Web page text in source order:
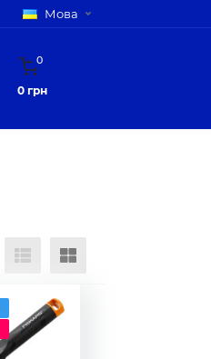
Мова
0
0 грн